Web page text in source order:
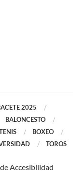
2025
BALONCESTO
BOXEO
TOROS
Accesibilidad